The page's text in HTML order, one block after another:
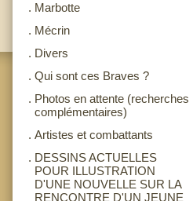
. Marbotte
. Mécrin
. Divers
. Qui sont ces Braves ?
. Photos en attente (recherches
complémentaires)
. Artistes et combattants
. DESSINS ACTUELLES
POUR ILLUSTRATION
D'UNE NOUVELLE SUR LA
RENCONTRE D'UN JEUNE